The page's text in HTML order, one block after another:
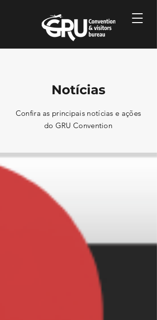
Notícias
Confira as principais notícias e ações
do GRU Convention